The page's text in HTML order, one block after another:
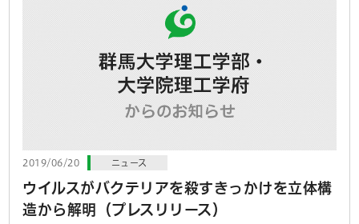
2019/06/20 ニュース
ウイルスがバクテリアを殺すきっかけを立体構
造から解明（プレスリリース）